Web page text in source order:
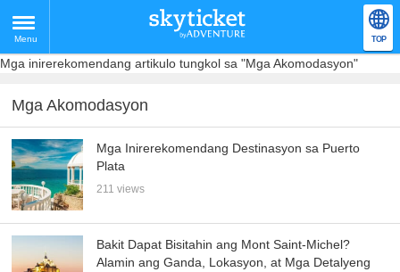
Menu TOP
Mga inirerekomendang artikulo tungkol sa "Mga Akomodasyon"
Mga Akomodasyon
Mga Inirerekomendang Destinasyon sa Puerto
Plata
211 views
Bakit Dapat Bisitahin ang Mont Saint-Michel?
Alamin ang Ganda, Lokasyon, at Mga Detalyeng